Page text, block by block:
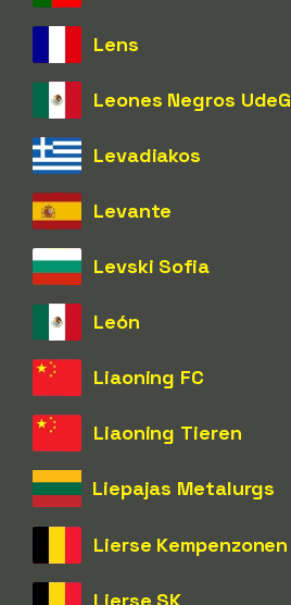
Lens
Leones Negros UdeG
Levadiakos
Levante
Levski Sofia
León
Liaoning FC
Liaoning Tieren
Liepajas Metalurgs
Lierse Kempenzonen